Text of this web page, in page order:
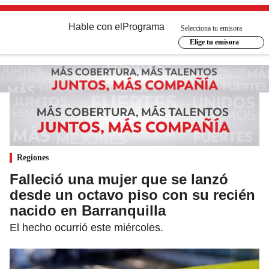
Hable con el Programa
Selecciona tu emisora
Elige tu emisora
Regiones
Falleció una mujer que se lanzó
desde un octavo piso con su recién
nacido en Barranquilla
El hecho ocurrió este miércoles.